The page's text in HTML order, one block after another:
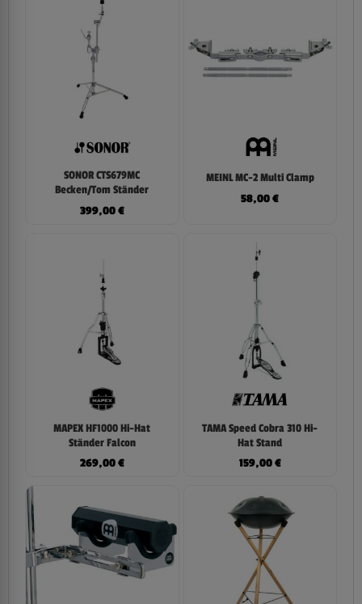
SONOR CTS679MC
Becken/Tom Ständer
399,00€
MEINL MC-2 Multi Clamp
58,00€
MAPEX HF1000 Hi-Hat
Ständer Falcon
269,00€
TAMA Speed Cobra 310 Hi-
Hat Stand
159,00€